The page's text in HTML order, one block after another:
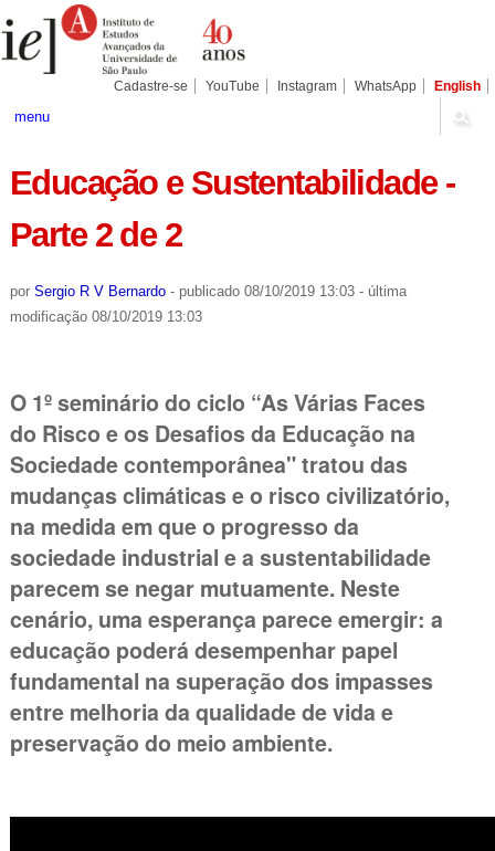
para
conteúdo.
Pessoais
Cadastre-se YouTube Instagram WhatsApp English
menu
Educação e Sustentabilidade -
Parte 2 de 2
por Sergio R V Bernardo - publicado08/10/2019 13:03 - última
modificação08/10/2019 13:03
O 1º seminário do ciclo “As Várias Faces
do Risco e os Desafios da Educação na
Sociedade contemporânea" tratou das
mudanças climáticas e o risco civilizatório,
na medida em que o progresso da
sociedade industrial e a sustentabilidade
parecem se negar mutuamente. Neste
cenário, uma esperança parece emergir: a
educação poderá desempenhar papel
fundamental na superação dos impasses
entre melhoria da qualidade de vida e
preservação do meio ambiente.